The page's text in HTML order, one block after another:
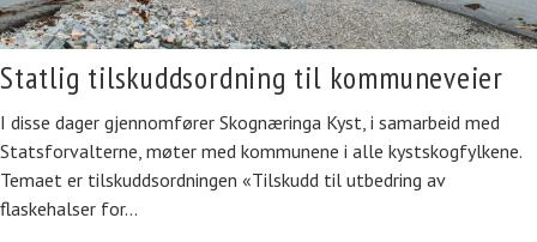
Statlig tilskuddsordning til kommuneveier
I disse dager gjennomfører Skognæringa Kyst, i samarbeid med
Statsforvalterne, møter med kommunene i alle kystskogfylkene.
Temaet er tilskuddsordningen «Tilskudd til utbedring av
flaskehalser for…